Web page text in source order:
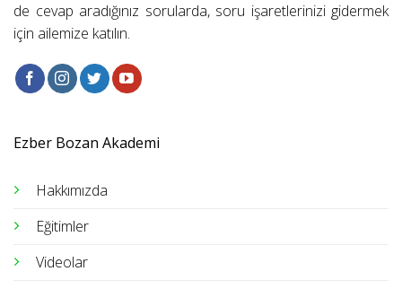
de cevap aradığınız sorularda, soru işaretlerinizi gidermek
için ailemize katılın.
Ezber Bozan Akademi
Hakkımızda
Eğitimler
Videolar